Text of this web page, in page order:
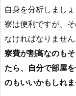
自身を分析しましょ
寮は便利ですが、
なければなりません
寮費が割高なのも
たら、自分で部屋
のもいいかもしれま